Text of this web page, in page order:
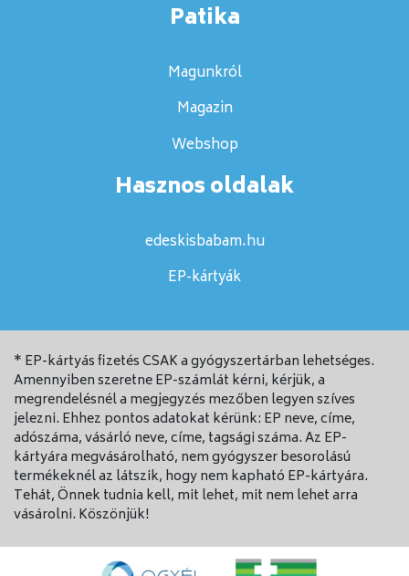
Patika
Magunkról
Magazin
Webshop
Hasznos oldalak
edeskisbabam.hu
EP-kártyák
* EP-kártyás fizetés CSAK a gyógyszertárban lehetséges.
Amennyiben szeretne EP-számlát kérni, kérjük, a
megrendelésnél a megjegyzés mezőben legyen szíves
jelezni. Ehhez pontos adatokat kérünk: EP neve, címe,
adószáma, vásárló neve, címe, tagsági száma. Az EP-
kártyára megvásárolható, nem gyógyszer besorolású
termékeknél az látszik, hogy nem kapható EP-kártyára.
Tehát, Önnek tudnia kell, mit lehet, mit nem lehet arra
vásárolni. Köszönjük!